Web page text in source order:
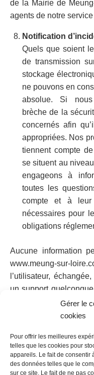
Gérer le
cookies
Pour offrir les meilleures
telles que les cookies pour
appareils. Le fait de consentir
des données telles que le
sur ce site. Le fait de ne pas
de la Mairie de
agents de notre
Notification
Quels que soient
de transmission
stockage
ne pouvons en
absolue. Si nous
brèche de la
concernés afin
appropriées. Nos
tiennent compte
se situent au
engageons à
toutes les
compte et à leur
nécessaires pour
obligations
Aucune information
www.meung-sur-
l’utilisateur,
un support
rachat de
permettrait la
même obligation de
données vis à vis de
loire.com